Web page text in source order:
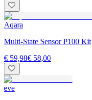
Aqara
Multi-State Sensor P100 Kit
€ 59,98€ 58,00
eve